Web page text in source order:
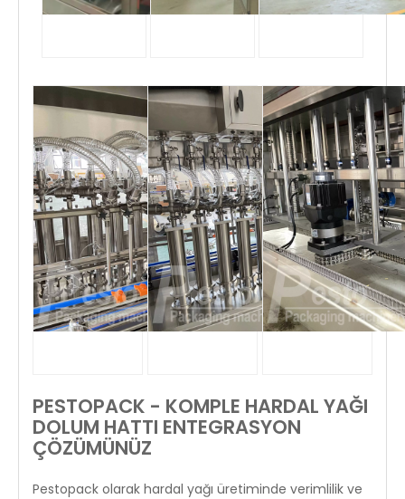
PESTOPACK - KOMPLE HARDAL YAĞI
DOLUM HATTI ENTEGRASYON
ÇÖZÜMÜNÜZ
Pestopack olarak hardal yağı üretiminde verimlilik ve